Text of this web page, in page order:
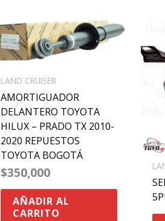
LAND CRUISER
AMORTIGUADOR
DELANTERO TOYOTA
HILUX – PRADO TX 2010-
2020 REPUESTOS
TOYOTA BOGOTÁ
$350,000
AÑADIR AL
CARRITO